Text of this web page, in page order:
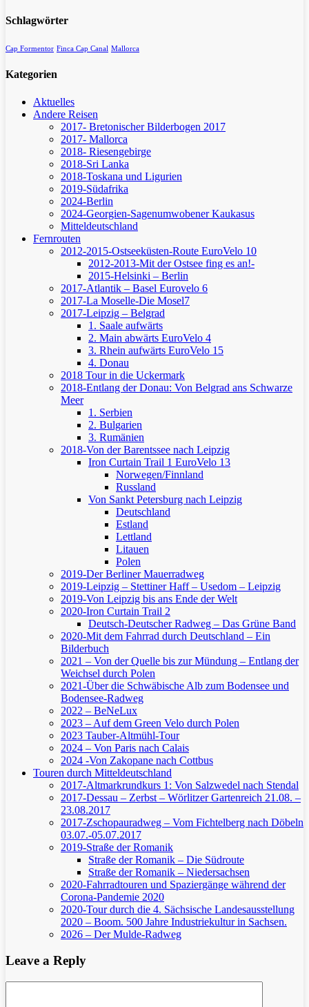
Schlagwörter
Cap Formentor Finca Cap Canal Mallorca
Kategorien
Aktuelles
Andere Reisen
2017- Bretonischer Bilderbogen 2017
2017- Mallorca
2018- Riesengebirge
2018-Sri Lanka
2018-Toskana und Ligurien
2019-Südafrika
2024-Berlin
2024-Georgien-Sagenumwobener Kaukasus
Mitteldeutschland
Fernrouten
2012-2015-Ostseeküsten-Route EuroVelo 10
2012-2013-Mit der Ostsee fing es an!-
2015-Helsinki – Berlin
2017-Atlantik – Basel Eurovelo 6
2017-La Moselle-Die Mosel7
2017-Leipzig – Belgrad
1. Saale aufwärts
2. Main abwärts EuroVelo 4
3. Rhein aufwärts EuroVelo 15
4. Donau
2018 Tour in die Uckermark
2018-Entlang der Donau: Von Belgrad ans Schwarze
Meer
1. Serbien
2. Bulgarien
3. Rumänien
2018-Von der Barentssee nach Leipzig
Iron Curtain Trail 1 EuroVelo 13
Norwegen/Finnland
Russland
Von Sankt Petersburg nach Leipzig
Deutschland
Estland
Lettland
Litauen
Polen
2019-Der Berliner Mauerradweg
2019-Leipzig – Stettiner Haff – Usedom – Leipzig
2019-Von Leipzig bis ans Ende der Welt
2020-Iron Curtain Trail 2
Deutsch-Deutscher Radweg – Das Grüne Band
2020-Mit dem Fahrrad durch Deutschland – Ein
Bilderbuch
2021 – Von der Quelle bis zur Mündung – Entlang der
Weichsel durch Polen
2021-Über die Schwäbische Alb zum Bodensee und
Bodensee-Radweg
2022 – BeNeLux
2023 – Auf dem Green Velo durch Polen
2023 Tauber-Altmühl-Tour
2024 – Von Paris nach Calais
2024 -Von Zakopane nach Cottbus
Touren durch Mitteldeutschland
2017-Altmarkrundkurs 1: Von Salzwedel nach Stendal
2017-Dessau – Zerbst – Wörlitzer Gartenreich 21.08. –
23.08.2017
2017-Zschopauradweg – Vom Fichtelberg nach Döbeln
03.07.-05.07.2017
2019-Straße der Romanik
Straße der Romanik – Die Südroute
Straße der Romanik – Niedersachsen
2020-Fahrradtouren und Spaziergänge während der
Corona-Pandemie 2020
2020-Tour durch die 4. Sächsische Landesausstellung
2020 – Boom. 500 Jahre Industriekultur in Sachsen.
2026 – Der Mulde-Radweg
Leave a Reply